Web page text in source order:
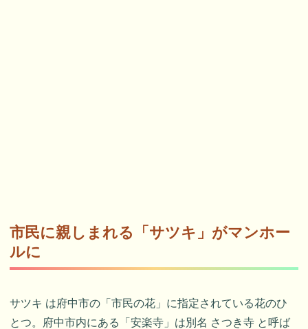
市民に親しまれる「サツキ」がマンホー
ルに
サツキ は府中市の「市民の花」に指定されている花のひ
とつ。府中市内にある「安楽寺」は別名 さつき寺 と呼ば